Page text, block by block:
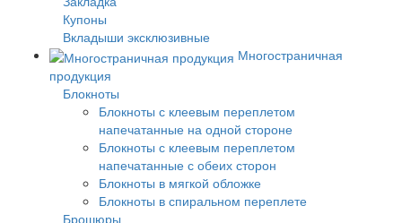
Купоны
Вкладыши эксклюзивные
Многостраничная
продукция
Блокноты
Блокноты с клеевым переплетом
напечатанные на одной стороне
Блокноты с клеевым переплетом
напечатанные с обеих сторон
Блокноты в мягкой обложке
Блокноты в спиральном переплете
Брошюры